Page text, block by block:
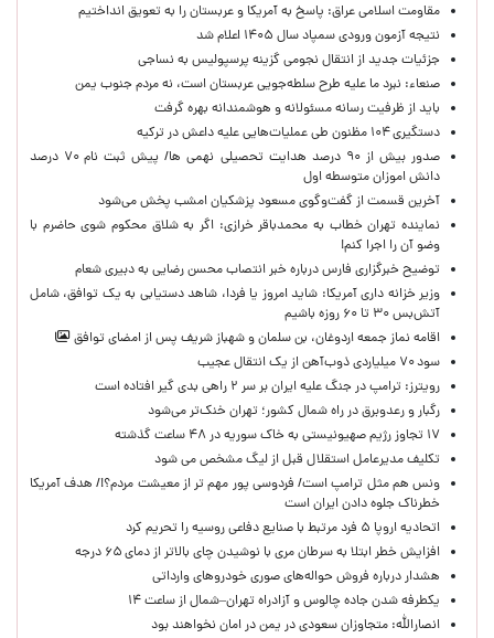
مقاومت اسلامی عراق: پاسخ به آمریکا و عربستان را به تعویق انداختیم
نتیجه آزمون ورودی سمپاد سال ۱۴۰۵ اعلام شد
جزئیات جدید از انتقال نجومی گزینه پرسپولیس به نساجی
صنعاء: نبرد ما علیه طرح سلطه‌جویی عربستان است، نه مردم جنوب یمن
باید از ظرفیت رسانه مسئولانه و هوشمندانه بهره گرفت
دستگیری ۱۰۴ مظنون طی عملیات‌هایی علیه داعش در ترکیه
صدور بیش از ۹۰ درصد هدایت تحصیلی نهمی ها/ پیش ثبت نام ۷۰ درصد
دانش اموزان متوسطه اول
آخرین قسمت از گفت‌وگوی مسعود پزشکیان امشب پخش می‌شود
نماینده تهران خطاب به محمدباقر خرازی: اگر به شلاق محکوم شوی حاضرم با
وضو آن را اجرا کنم!
توضیح خبرگزاری فارس درباره خبر انتصاب محسن رضایی به دبیری شعام
وزیر خزانه داری آمریکا: شاید امروز یا فردا، شاهد دستیابی به یک توافق، شامل
آتش‌بس ۳۰ تا ۶۰ روزه باشیم
اقامه نماز جمعه اردوغان، بن ‌سلمان و شهباز شریف پس از امضای توافق
سود ۷۰ میلیاردی ذوب‌آهن از یک انتقال عجیب
رویترز: ترامپ در جنگ علیه ایران بر سر ۲ راهی بدی گیر افتاده است
رگبار و رعدوبرق در راه شمال کشور؛ تهران خنک‌تر می‌شود
۱۷ تجاوز رژیم صهیونیستی به خاک سوریه در ۴۸ ساعت گذشته
تکلیف مدیرعامل استقلال قبل از لیگ مشخص می شود
ونس هم مثل ترامپ است/ فردوسی پور مهم تر از معیشت مردم؟!/ هدف آمریکا
خطرناک جلوه دادن ایران است
اتحادیه اروپا ۵ فرد مرتبط با صنایع دفاعی روسیه را تحریم کرد
افزایش خطر ابتلا به سرطان مری با نوشیدن چای بالاتر از دمای ۶۵ درجه
هشدار درباره فروش حواله‌های صوری خودروهای وارداتی
یکطرفه شدن جاده چالوس و آزادراه تهران–شمال از ساعت ۱۴
انصارالله: متجاوزان سعودی در یمن در امان نخواهند بود